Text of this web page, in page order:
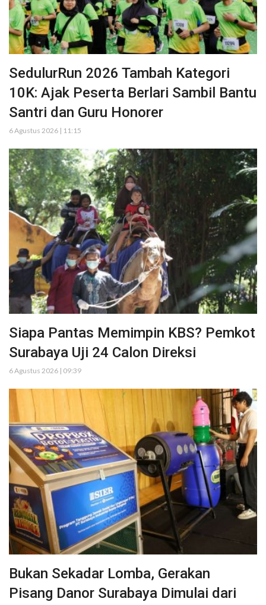
SedulurRun 2026 Tambah Kategori
10K: Ajak Peserta Berlari Sambil Bantu
Santri dan Guru Honorer
6 Agustus 2026 | 11:15
Siapa Pantas Memimpin KBS? Pemkot
Surabaya Uji 24 Calon Direksi
6 Agustus 2026 | 09:39
Bukan Sekadar Lomba, Gerakan
Pisang Danor Surabaya Dimulai dari